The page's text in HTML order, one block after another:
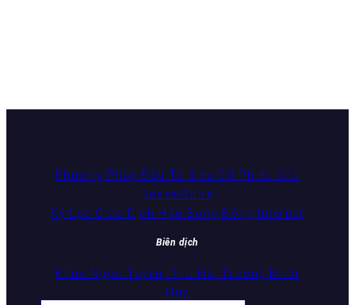
Phương Pháp Đầu Tư Siêu Cổ Phiếu Của
Jesse Stine
Kỷ Lục Giao Dịch Hậu Bong Bóng Internet
Biên dịch
Khúc Ngọc Tuyên, Thu Hà, Trương Minh
Huy